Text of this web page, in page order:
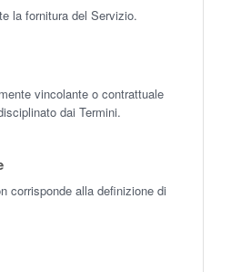
la fornitura del Servizio.
vincolante o contrattuale
dai Termini.
corrisponde alla definizione di